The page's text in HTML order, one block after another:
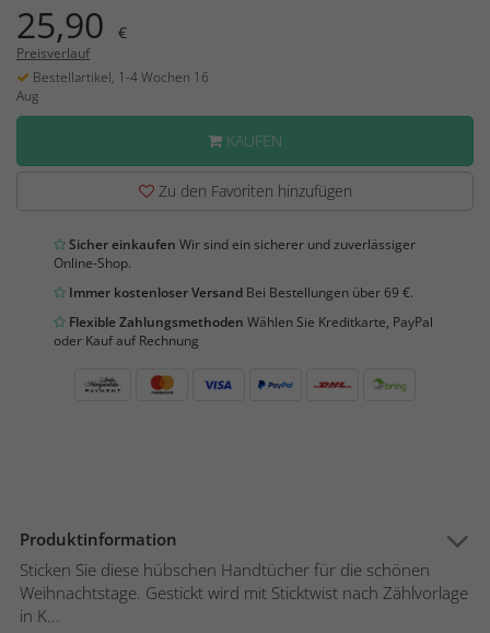
25,90 €
Preisverlauf
Bestellartikel, 1-4 Wochen 16
Aug
KAUFEN
Zu den Favoriten hinzufügen
Sicher einkaufen Wir sind ein sicherer und zuverlässiger
Online-Shop.
Immer kostenloser Versand Bei Bestellungen über 69 €.
Flexible Zahlungsmethoden Wählen Sie Kreditkarte, PayPal
oder Kauf auf Rechnung
Produktinformation
Sticken Sie diese hübschen Handtücher für die schönen
Weihnachtstage. Gestickt wird mit Sticktwist nach Zählvorlage
in K...